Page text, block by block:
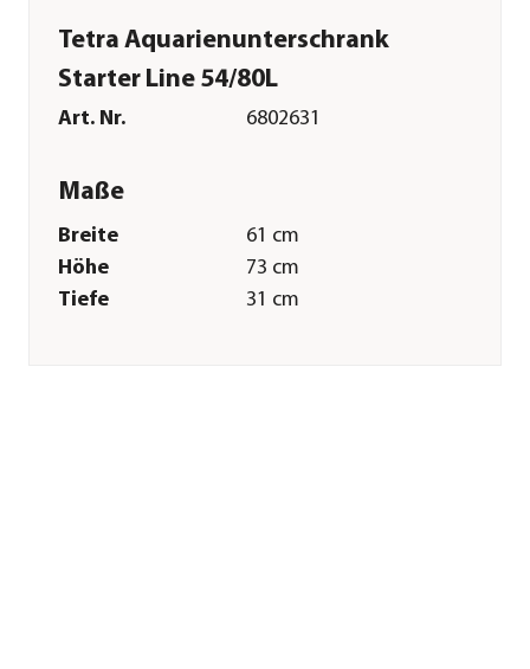
Tetra Aquarienunterschrank
Starter Line 54/80L
Art. Nr. 6802631
Maße
Breite
61 cm
Höhe
73 cm
Tiefe
31 cm